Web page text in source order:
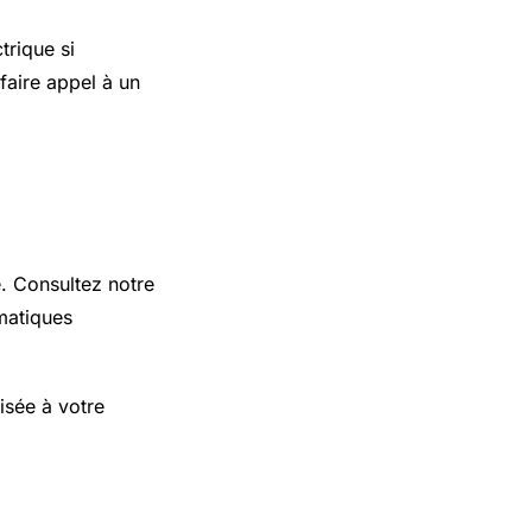
si
appel à un
Consultez notre
à votre